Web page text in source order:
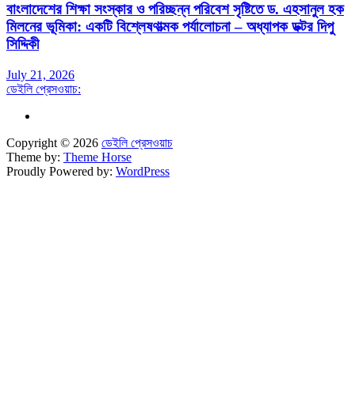
বাংলাদেশের শিক্ষা সংস্কার ও পরিচ্ছন্ন পরিবেশ সৃষ্টিতে ড. এহসানুল হক
মিলনের ভূমিকা: একটি বিশ্লেষণাত্মক পর্যালোচনা – অধ্যাপক ডক্টর দিপু
সিদ্দিকী
July 21, 2026
ডেইলি প্রেসওয়াচ:
Copyright © 2026 ডেইলি প্রেসওয়াচ
Theme by: Theme Horse
Proudly Powered by: WordPress